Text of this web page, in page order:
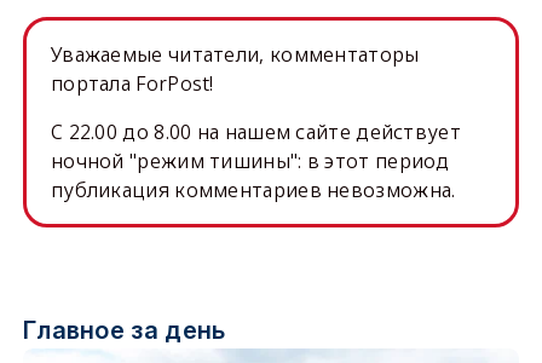
Уважаемые читатели, комментаторы
портала ForPost!
C 22.00 до 8.00 на нашем сайте действует
ночной "режим тишины": в этот период
публикация комментариев невозможна.
Главное за день